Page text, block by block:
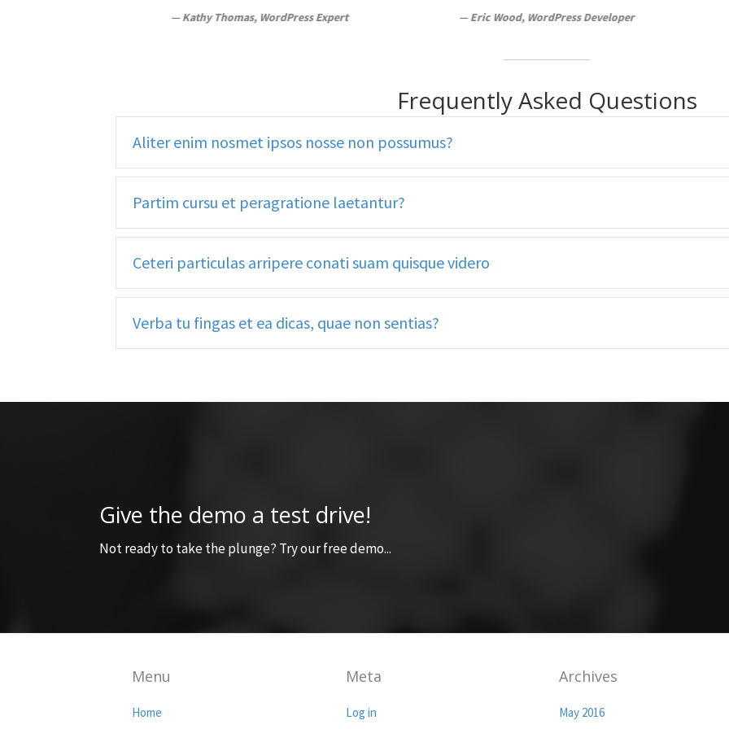
—Kathy Thomas, WordPress Expert —Kathy Thomas,WordPress Expert
— Eric Wood, WordPress Developer — Eric Wood, WordPress Developer
— Melissa Evans, WordPress Consultant
Frequently Asked Questions
Aliter enim nosmet ipsos nosse non possumus?
Partim cursu et peragratione laetantur?
Ceteri particulas arripere conati suam quisque videro
Verba tu fingas et ea dicas, quae non sentias?
Give the demo a test drive!
Not ready to take the plunge? Try our free demo...
Menu
Home
Meta
Log in
Archives
May 2016